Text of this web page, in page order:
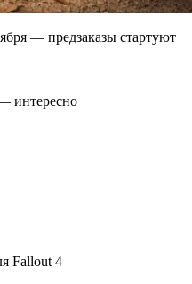
— предзаказы стартуют
интересно
Fallout 4